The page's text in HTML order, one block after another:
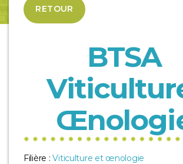
RETOUR
BTSA
Filière :Viticulture et œnologie